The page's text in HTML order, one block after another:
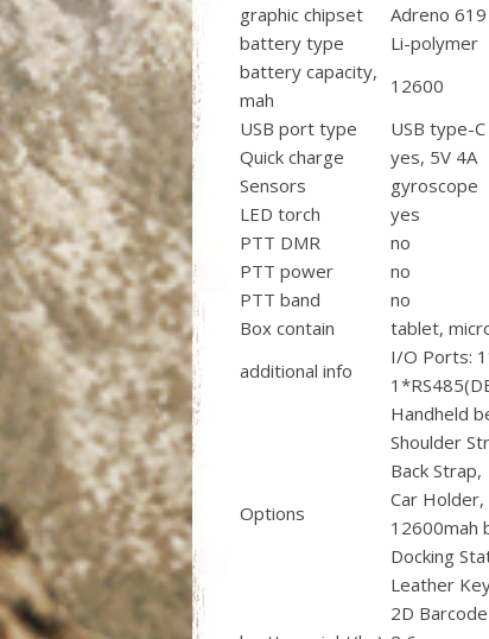
graphic chipset
Adreno 619
battery type
Li-polymer
battery capacity,
mah
12600
USB port type
USB type-C
Quick charge
yes, 5V 4A
Sensors
gyroscope
LED torch
yes
PTT DMR
no
PTT power
no
PTT band
no
Box contain
tablet,
additional info
I/O Ports:
Options
Handheld
Shoulder
Back Strap,
Car Holder,
12600mah
Docking
Leather
2D